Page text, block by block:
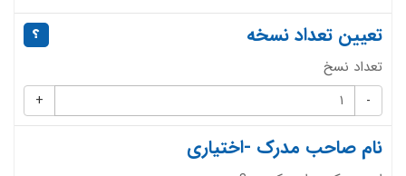
تعیین تعداد نسخه
تعداد نسخ
-
+
نام صاحب مدرک -اختیاری